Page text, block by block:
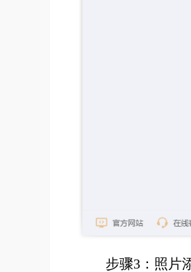
步骤3：照片